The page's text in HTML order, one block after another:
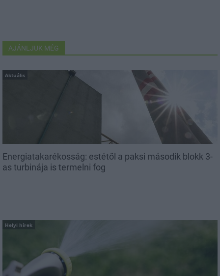
AJÁNLJUK MÉG
Aktuális
Energiatakarékosság: estétől a paksi második blokk 3-
as turbinája is termelni fog
Helyi hírek